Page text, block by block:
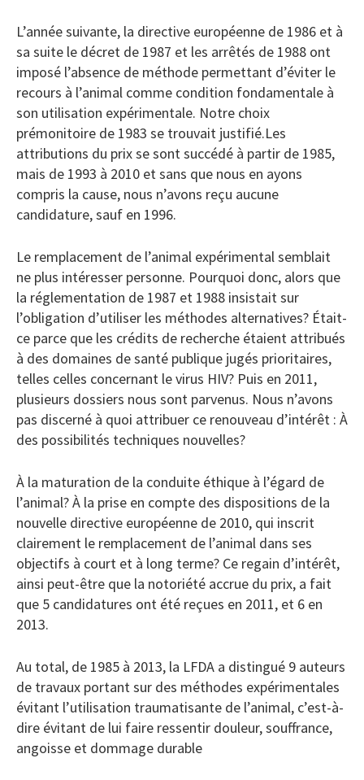
L’année suivante, la directive européenne de 1986 et à
sa suite le décret de 1987 et les arrêtés de 1988 ont
imposé l’absence de méthode permettant d’éviter le
recours à l’animal comme condition fondamentale à
son utilisation expérimentale. Notre choix
prémonitoire de 1983 se trouvait justifié.Les
attributions du prix se sont succédé à partir de 1985,
mais de 1993 à 2010 et sans que nous en ayons
compris la cause, nous n’avons reçu aucune
candidature, sauf en 1996.
Le remplacement de l’animal expérimental semblait
ne plus intéresser personne. Pourquoi donc, alors que
la réglementation de 1987 et 1988 insistait sur
l’obligation d’utiliser les méthodes alternatives? Était-
ce parce que les crédits de recherche étaient attribués
à des domaines de santé publique jugés prioritaires,
telles celles concernant le virus HIV? Puis en 2011,
plusieurs dossiers nous sont parvenus. Nous n’avons
pas discerné à quoi attribuer ce renouveau d’intérêt : À
des possibilités techniques nouvelles?
À la maturation de la conduite éthique à l’égard de
l’animal? À la prise en compte des dispositions de la
nouvelle directive européenne de 2010, qui inscrit
clairement le remplacement de l’animal dans ses
objectifs à court et à long terme? Ce regain d’intérêt,
ainsi peut-être que la notoriété accrue du prix, a fait
que 5 candidatures ont été reçues en 2011, et 6 en
2013.
Au total, de 1985 à 2013, la LFDA a distingué 9 auteurs
de travaux portant sur des méthodes expérimentales
évitant l’utilisation traumatisante de l’animal, c’est-à-
dire évitant de lui faire ressentir douleur, souffrance,
angoisse et dommage durable